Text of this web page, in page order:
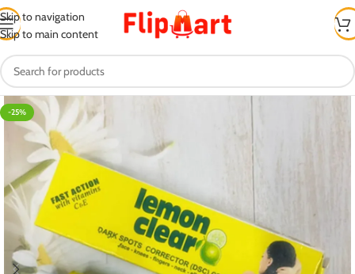
Skip to navigation
Skip to main content
-25%